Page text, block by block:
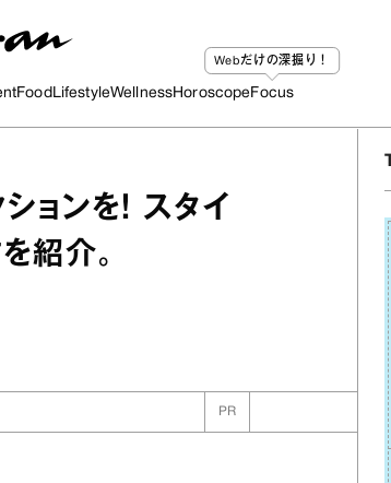
Food LifestyleWellnessHoroscope
Webだけの深掘り！
Focus
ンを！ スタイ
紹介。
PR